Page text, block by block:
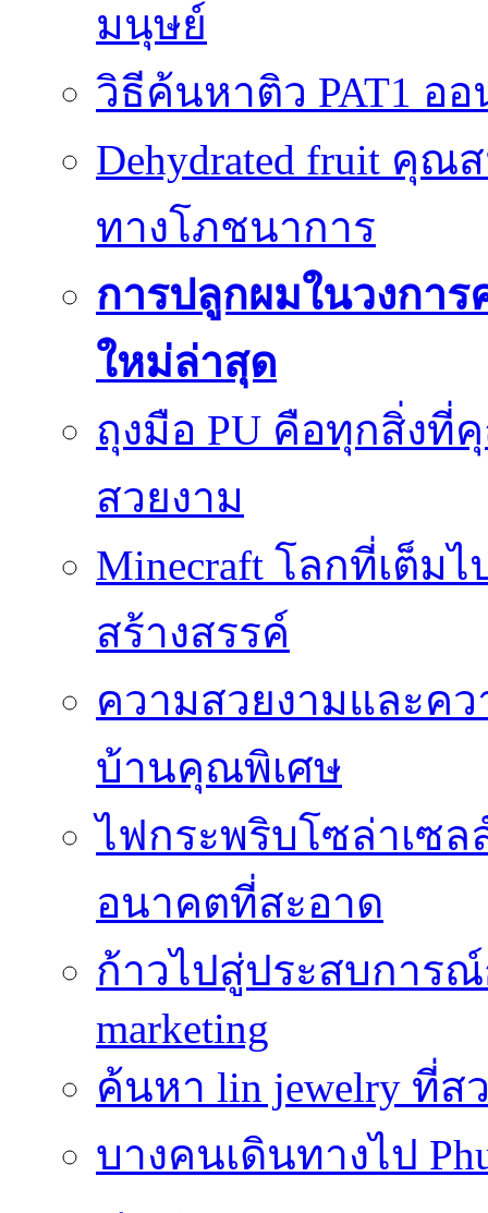
มนุษย์
วิธีค้นหาติว PAT1 อ
Dehydrated fruit คุ
ทางโภชนาการ
การปลูกผมในวงกา
ใหม่ล่าสุด
ถุงมือ PU คือทุกสิ่งที่
สวยงาม
Minecraft โลกที่เต็ม
สร้างสรรค์
ความสวยงามและค
บ้านคุณพิเศษ
ไฟกระพริบโซล่าเซ
อนาคตที่สะอาด
ก้าวไปสู่ประสบการ
marketing
ค้นหา lin jewelry ที่
บางคนเดินทางไป